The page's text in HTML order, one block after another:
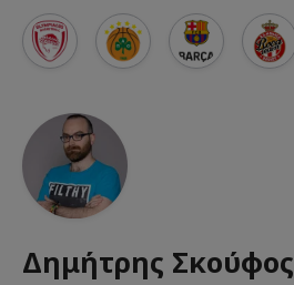
Δημήτρης Σκούφος